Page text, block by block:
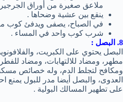
ملاعق صغيرة من أوراق
ينقع بين عشية وضحاها .
في الصباح، يصفى ويدفئ كوب
شرب كوب واحد في المساء .
8. البصل :
البصل يحتوي على الكبريت،
مطهر، ومضاد للالتهابات، ومضاد
ومكافح لتجلط الدم، وله خصائص
العدوى، والبصل أيضا مدر للبول يمنع
على تطهير المسالك البولية .